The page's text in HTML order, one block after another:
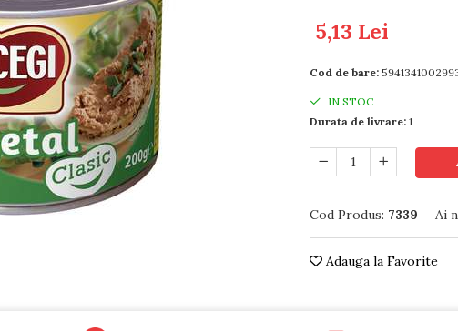
5,13 Lei
Cod de bare:
IN STOC
Durata de livrare: 1
Cod Produs: 7339 Ai
Adauga la Favorite